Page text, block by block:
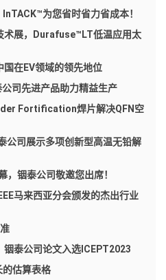
为您省时省力省成本！
术展，Durafuse™LT低温应用太
国在EV领域的领先地位
司先进产品助力精益生产
Fortification焊片解决QFN空
公司展示多项创新型高温无铅解
，铟泰公司敬邀您出席！
马来西亚分会颁发的杰出行业
泰公司论文入选ICEPT2023
的估算表格